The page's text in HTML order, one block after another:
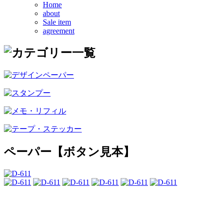
Home
about
Sale item
agreement
ペーパー【ボタン見本】